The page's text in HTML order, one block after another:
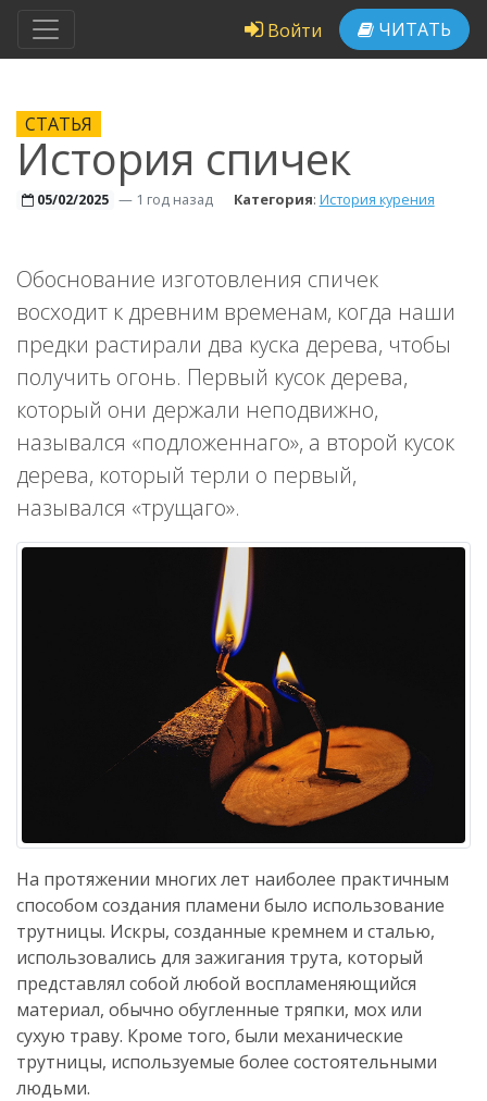
Войти ЧИТАТЬ
СТАТЬЯ
История спичек
05/02/2025 —1 год назад Категория: История курения
Обоснование изготовления спичек
восходит к древним временам, когда наши
предки растирали два куска дерева, чтобы
получить огонь. Первый кусок дерева,
который они держали неподвижно,
назывался «подложеннаго», а второй кусок
дерева, который терли о первый,
назывался «трущаго».
На протяжении многих лет наиболее практичным
способом создания пламени было использование
трутницы. Искры, созданные кремнем и сталью,
использовались для зажигания трута, который
представлял собой любой воспламеняющийся
материал, обычно обугленные тряпки, мох или
сухую траву. Кроме того, были механические
трутницы, используемые более состоятельными
людьми.